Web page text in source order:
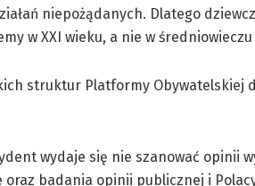
niepożądanych. Dlatego
w XXI wieku, a nie w średniowieczu
struktur Platformy Obywatelskiej
wydaje się nie szanować opinii
badania opinii publicznej i